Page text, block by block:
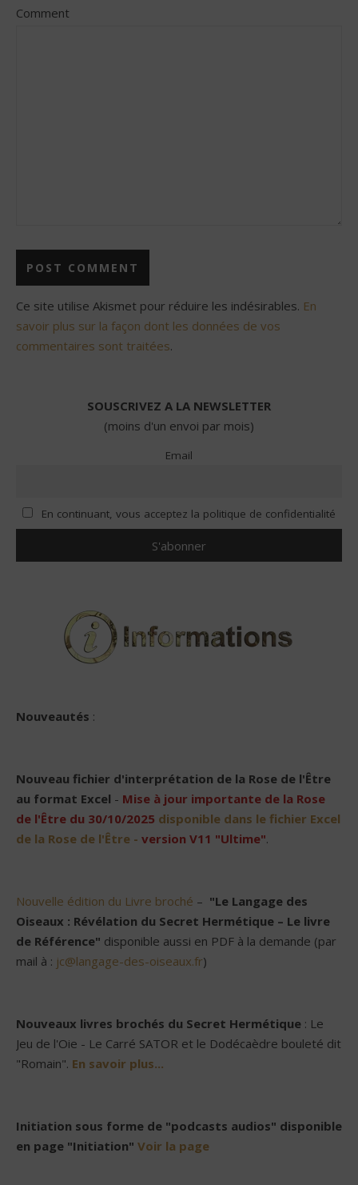
Comment
Ce site utilise Akismet pour réduire les indésirables. En
savoir plus sur la façon dont les données de vos
commentaires sont traitées.
SOUSCRIVEZ A LA NEWSLETTER
(moins d'un envoi par mois)
Email
En continuant, vous acceptez la politique de confidentialité
Nouveautés :
Nouveau fichier d'interprétation de la Rose de l'Être
au format Excel - Mise à jour importante de la Rose
de l'Être du 30/10/2025 disponible dans le fichier Excel
de la Rose de l'Être - version V11 "Ultime".
Nouvelle édition du Livre broché – "Le Langage des
Oiseaux : Révélation du Secret Hermétique – Le livre
de Référence" disponible aussi en PDF à la demande (par
mail à : jc@langage-des-oiseaux.fr)
Nouveaux livres brochés du Secret Hermétique : Le
Jeu de l'Oie - Le Carré SATOR et le Dodécaèdre bouleté dit
"Romain". En savoir plus...
Initiation sous forme de "podcasts audios" disponible
en page "Initiation" Voir la page